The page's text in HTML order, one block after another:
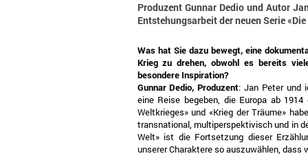
Produzent Gunnar Dedio und Autor
Entstehungsarbeit der neuen Serie
Was hat Sie dazu bewegt, eine
Krieg zu drehen, obwohl es bereits
besondere Inspiration?
Gunnar Dedio, Produzent: Jan Peter und
eine Reise begeben, die Europa ab
Weltkrieges» und «Krieg der Träume»
transnational, multiperspektivisch und in
Welt» ist die Fortsetzung dieser
unserer Charaktere so auszuwählen, dass